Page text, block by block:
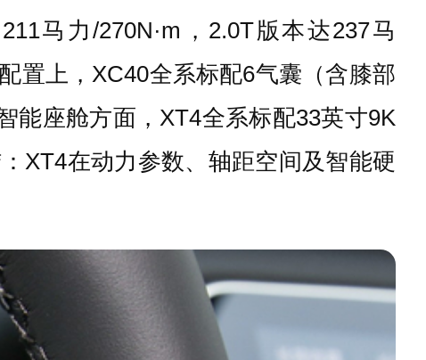
马力/270N·m，2.0T版本达237马
置上，XC40全系标配6气囊（含膝部
能座舱方面，XT4全系标配33英寸9K
XT4在动力参数、轴距空间及智能硬